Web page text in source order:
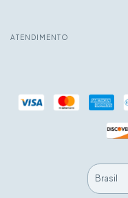
ATENDIMENTO